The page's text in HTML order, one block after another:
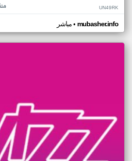
منذ UN49RK
مباشر• mubasher.info